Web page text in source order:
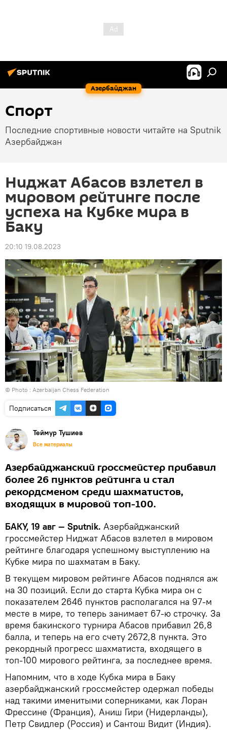
Азербайджан
Спорт
Последние спортивные новости читайте на Sputnik
Азербайджан
Ниджат Абасов взлетел в
мировом рейтинге после
успеха на Кубке мира в
Баку
20:10 19.08.2023
© Photo : Azerbaijan Chess Federation
Подписаться
Теймур Тушиев
Все материалы
Азербайджанский гроссмейстер прибавил
более 26 пунктов рейтинга и стал
рекордсменом среди шахматистов,
входящих в мировой топ-100.
БАКУ, 19 авг — Sputnik. Азербайджанский
гроссмейстер Ниджат Абасов взлетел в мировом
рейтинге благодаря успешному выступлению на
Кубке мира по шахматам в Баку.
В текущем мировом рейтинге Абасов поднялся аж
на 30 позиций. Если до старта Кубка мира он с
показателем 2646 пунктов располагался на 97-м
месте в мире, то теперь занимает 67-ю строчку. За
время бакинского турнира Абасов прибавил 26,8
балла, и теперь на его счету 2672,8 пункта. Это
рекордный прогресс шахматиста, входящего в
топ-100 мирового рейтинга, за последнее время.
Напомним, что в ходе Кубка мира в Баку
азербайджанский гроссмейстер одержал победы
над такими именитыми соперниками, как Лоран
Фрессине (Франция), Аниш Гири (Нидерланды),
Петр Свидлер (Россия) и Сантош Видит (Индия).